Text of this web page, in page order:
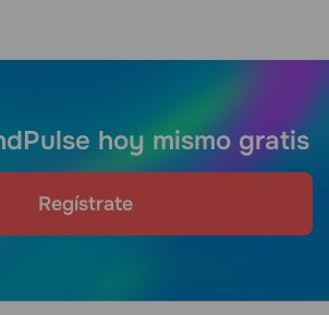
hoy mismo gratis
Regístrate